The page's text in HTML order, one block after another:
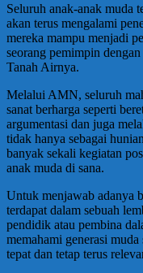
Seluruh anak-anak muda
akan terus mengalami
mereka mampu menjadi
seorang pemimpin
Tanah Airnya.
Melalui AMN, seluruh
sanat berharga seperti
argumentasi dan juga
tidak hanya sebagai
banyak sekali kegiatan
anak muda di sana.
Untuk menjawab adanya
terdapat dalam sebuah
pendidik atau pembina
memahami generasi
tepat dan tetap terus